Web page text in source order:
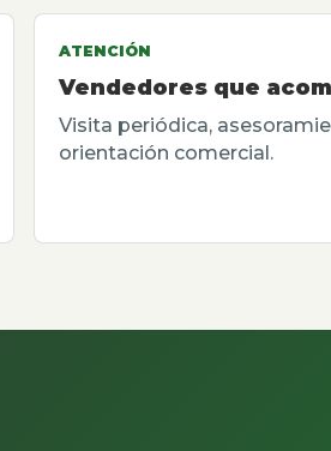
ATENCIÓN
Vendedores que
Visita periódica,
orientación comercial.